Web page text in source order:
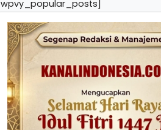
[wpvy_popular_posts]